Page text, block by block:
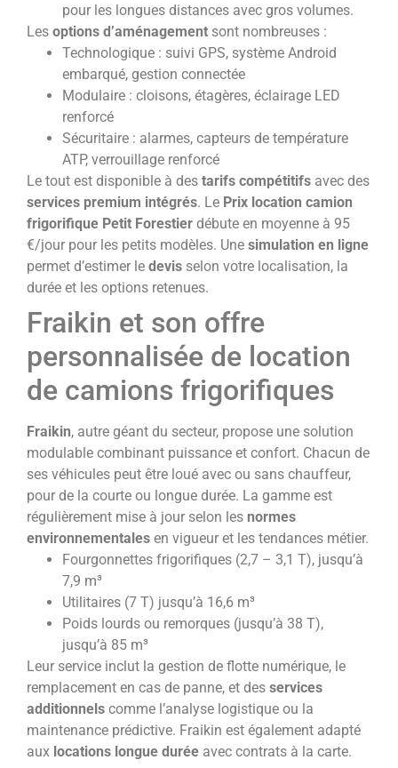
pour les longues distances avec gros volumes.
Les options d’aménagement sont nombreuses :
Technologique : suivi GPS, système Android
embarqué, gestion connectée
Modulaire : cloisons, étagères, éclairage LED
renforcé
Sécuritaire : alarmes, capteurs de température
ATP, verrouillage renforcé
Le tout est disponible à des tarifs compétitifs avec des
services premium intégrés. Le Prix location camion
frigorifique Petit Forestier débute en moyenne à 95
€/jour pour les petits modèles. Une simulation en ligne
permet d’estimer le devis selon votre localisation, la
durée et les options retenues.
Fraikin et son offre
personnalisée de location
de camions frigorifiques
Fraikin, autre géant du secteur, propose une solution
modulable combinant puissance et confort. Chacun de
ses véhicules peut être loué avec ou sans chauffeur,
pour de la courte ou longue durée. La gamme est
régulièrement mise à jour selon les normes
environnementales en vigueur et les tendances métier.
Fourgonnettes frigorifiques (2,7 – 3,1 T), jusqu’à
7,9 m³
Utilitaires (7 T) jusqu’à 16,6 m³
Poids lourds ou remorques (jusqu’à 38 T),
jusqu’à 85 m³
Leur service inclut la gestion de flotte numérique, le
remplacement en cas de panne, et des services
additionnels comme l’analyse logistique ou la
maintenance prédictive. Fraikin est également adapté
aux locations longue durée avec contrats à la carte.